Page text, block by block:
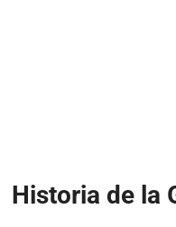
Historia de la